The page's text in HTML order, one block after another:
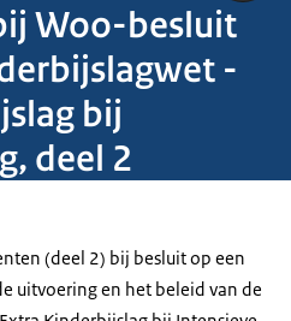
Woo-besluit
-
bij
deel 2
(deel 2) bij besluit op een
uitvoering en het beleid van de